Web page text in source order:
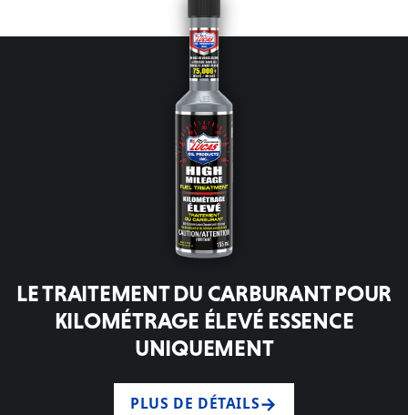
LE TRAITEMENT DU CARBURANT POUR
KILOMÉTRAGE ÉLEVÉ ESSENCE
UNIQUEMENT
PLUS DE DÉTAILS